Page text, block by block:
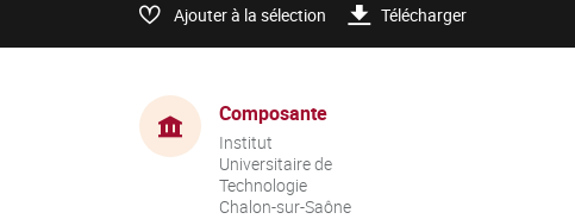
Ajouter à la sélection Télécharger
Composante
Institut
Universitaire de
Technologie
Chalon-sur-Saône